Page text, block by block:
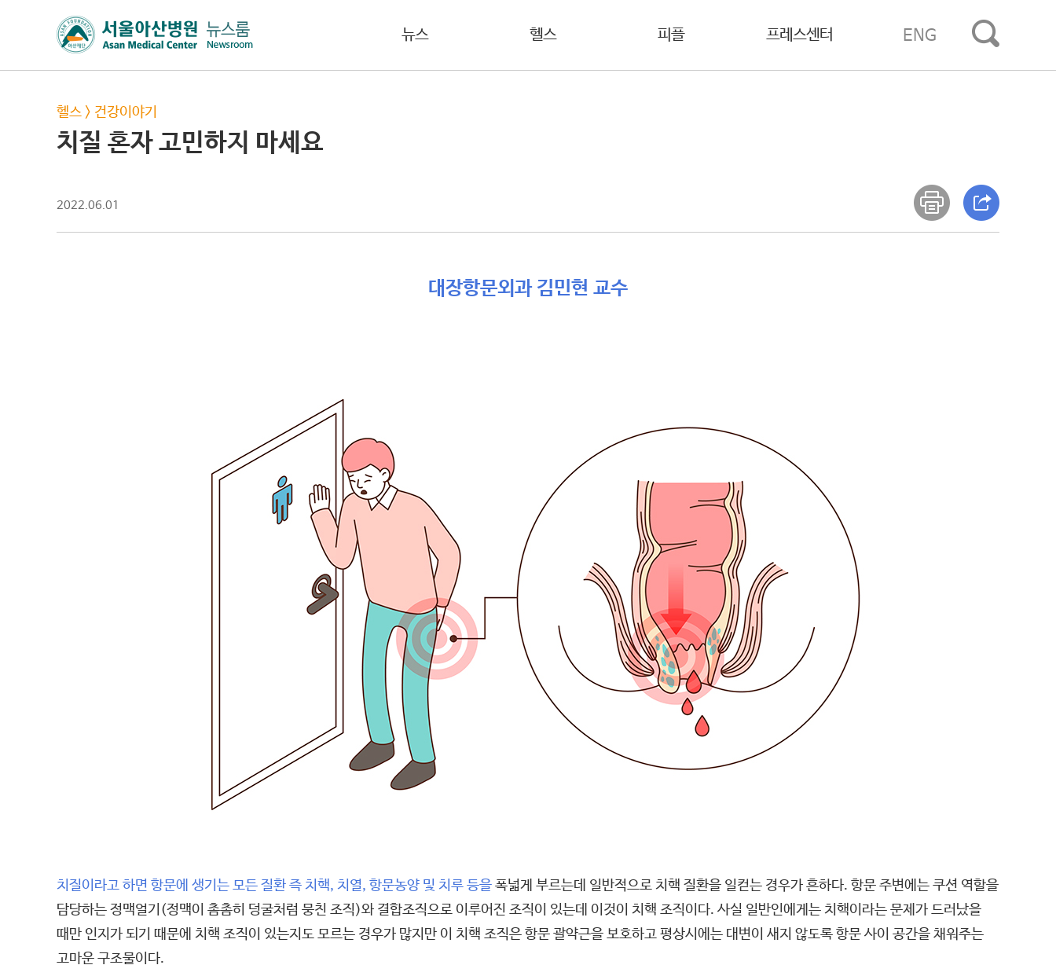
뉴스 헬스 피플 프레스센터 ENG
헬스 > 건강이야기
치질 혼자 고민하지 마세요
2022.06.01
대장항문외과 김민현 교수
치질이라고 하면 항문에 생기는 모든 질환 즉 치핵, 치열, 항문농양 및 치루 등을 폭넓게 부르는데 일반적으로 치핵 질환을 일컫는 경우가 흔하다. 항문 주변에는 쿠션 역할을
담당하는 정맥얼기(정맥이 촘촘히 덩굴처럼 뭉친 조직)와 결합조직으로 이루어진 조직이 있는데 이것이 치핵 조직이다. 사실 일반인에게는 치핵이라는 문제가 드러났을
때만 인지가 되기 때문에 치핵 조직이 있는지도 모르는 경우가 많지만 이 치핵 조직은 항문 괄약근을 보호하고 평상시에는 대변이 새지 않도록 항문 사이 공간을 채워주는
고마운 구조물이다.